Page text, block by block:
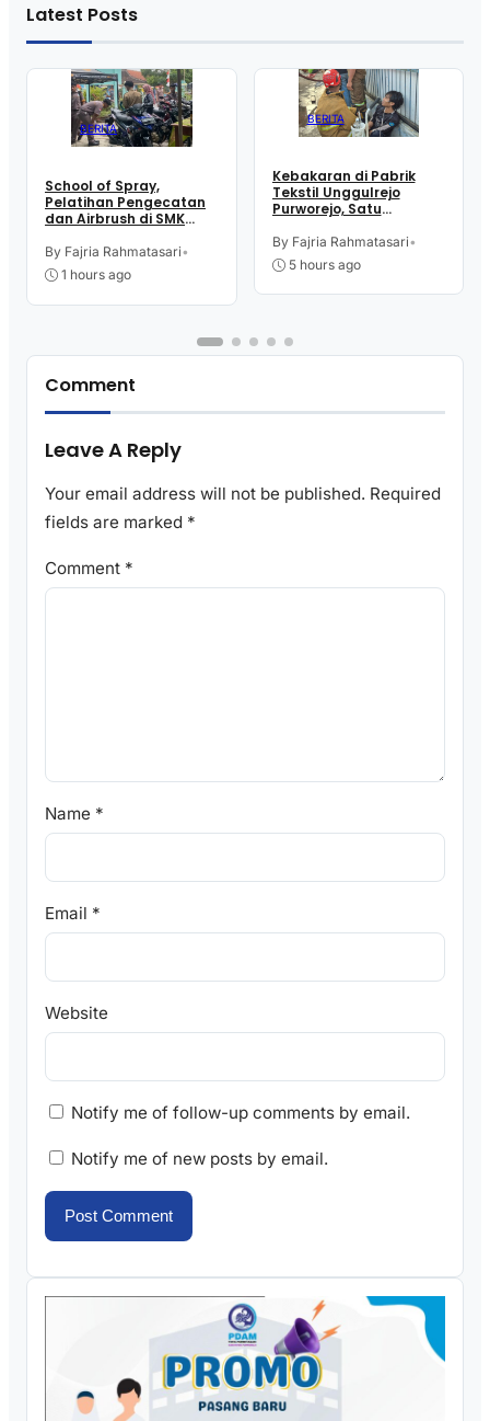
Latest Posts
BERITA
School of Spray,
Pelatihan Pengecatan
dan Airbrush di SMK
Kutoarjo
By Fajria Rahmatasari•
1 hours ago
BERITA
Kebakaran di Pabrik
Tekstil Unggulrejo
Purworejo, Satu
Tulang, Petugas
Damkar Sesak Nafas
By Fajria Rahmatasari•
5 hours ago
Comment
Leave A Reply
Your email address will not be published. Required
fields are marked *
Comment *
Name *
Email *
Website
Notify me of follow-up comments by email.
Notify me of new posts by email.